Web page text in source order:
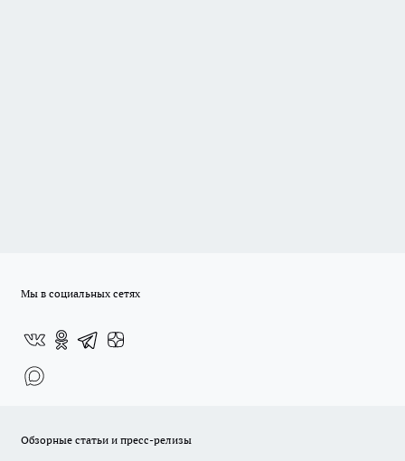
Мы в социальных сетях
Обзорные статьи и пресс-релизы